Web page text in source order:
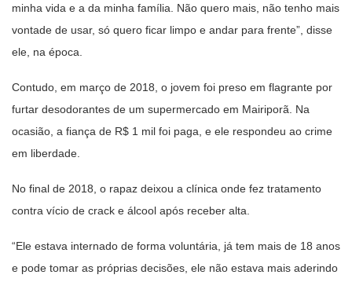
minha vida e a da minha família. Não quero mais, não tenho mais
vontade de usar, só quero ficar limpo e andar para frente”, disse
ele, na época.
Contudo, em março de 2018, o jovem foi preso em flagrante por
furtar desodorantes de um supermercado em Mairiporã. Na
ocasião, a fiança de R$ 1 mil foi paga, e ele respondeu ao crime
em liberdade.
No final de 2018, o rapaz deixou a clínica onde fez tratamento
contra vício de crack e álcool após receber alta.
“Ele estava internado de forma voluntária, já tem mais de 18 anos
e pode tomar as próprias decisões, ele não estava mais aderindo